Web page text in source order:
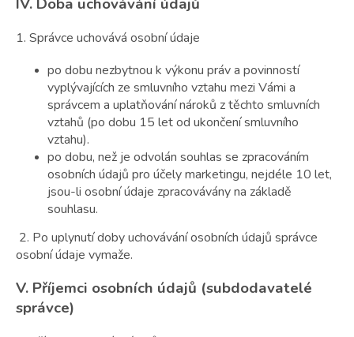
IV. Doba uchovávání údajů
1. Správce uchovává osobní údaje
po dobu nezbytnou k výkonu práv a povinností
vyplývajících ze smluvního vztahu mezi Vámi a
správcem a uplatňování nároků z těchto smluvních
vztahů (po dobu 15 let od ukončení smluvního
vztahu).
po dobu, než je odvolán souhlas se zpracováním
osobních údajů pro účely marketingu, nejdéle 10 let,
jsou-li osobní údaje zpracovávány na základě
souhlasu.
2. Po uplynutí doby uchovávání osobních údajů správce
osobní údaje vymaže.
V. Příjemci osobních údajů (subdodavatelé
správce)